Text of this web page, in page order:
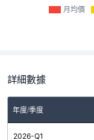
月均價
詳細數據
年度/季度
2026-Q1